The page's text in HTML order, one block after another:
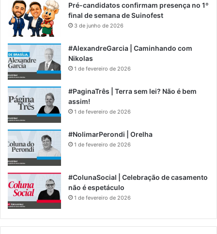
Pré-candidatos confirmam presença no 1º
final de semana de Suinofest
3 de junho de 2026
#AlexandreGarcia | Caminhando com
Nikolas
1 de fevereiro de 2026
#PaginaTrês | Terra sem lei? Não é bem
assim!
1 de fevereiro de 2026
#NolimarPerondi | Orelha
1 de fevereiro de 2026
#ColunaSocial | Celebração de casamento
não é espetáculo
1 de fevereiro de 2026